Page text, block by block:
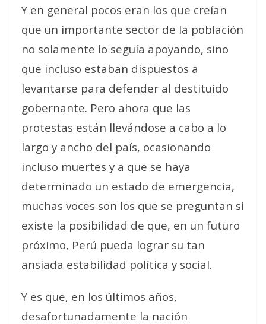
Y en general pocos eran los que creían
que un importante sector de la población
no solamente lo seguía apoyando, sino
que incluso estaban dispuestos a
levantarse para defender al destituido
gobernante. Pero ahora que las
protestas están llevándose a cabo a lo
largo y ancho del país, ocasionando
incluso muertes y a que se haya
determinado un estado de emergencia,
muchas voces son los que se preguntan si
existe la posibilidad de que, en un futuro
próximo, Perú pueda lograr su tan
ansiada estabilidad política y social.
Y es que, en los últimos años,
desafortunadamente la nación